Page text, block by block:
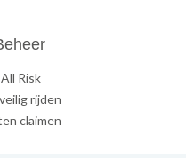
Risk
rijden
claimen